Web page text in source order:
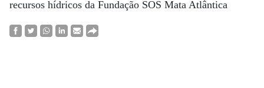
recursos hídricos da Fundação SOS Mata Atlântica